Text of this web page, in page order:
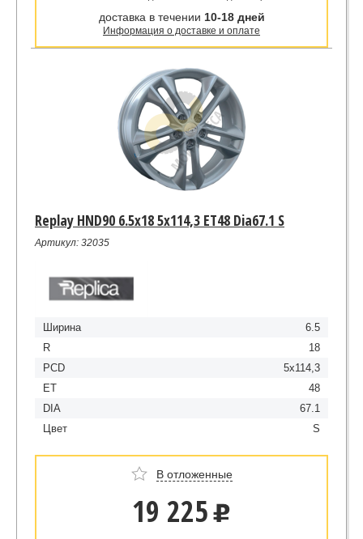
доставка в течении 10-18 дней
Информация о доставке и оплате
Replay HND90 6.5x18 5x114,3 ET48 Dia67.1 S
Артикул: 32035
Ширина
6.5
R
18
PCD
5x114,3
ET
48
DIA
67.1
Цвет
S
В отложенные
19 225 u